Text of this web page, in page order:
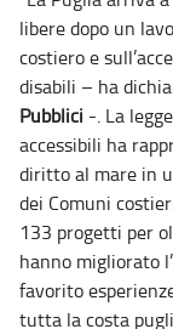
libere dopo un
costiero e
disabili – ha
Pubblici -. La
accessibili ha
diritto al mare in
dei Comuni
133 progetti per
hanno migliorato
favorito
tutta la costa